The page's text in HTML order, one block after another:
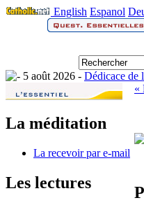
English Espanol
5 août 2026 - Dédicace de
La méditation
La recevoir par e-mail
Les lectures
«